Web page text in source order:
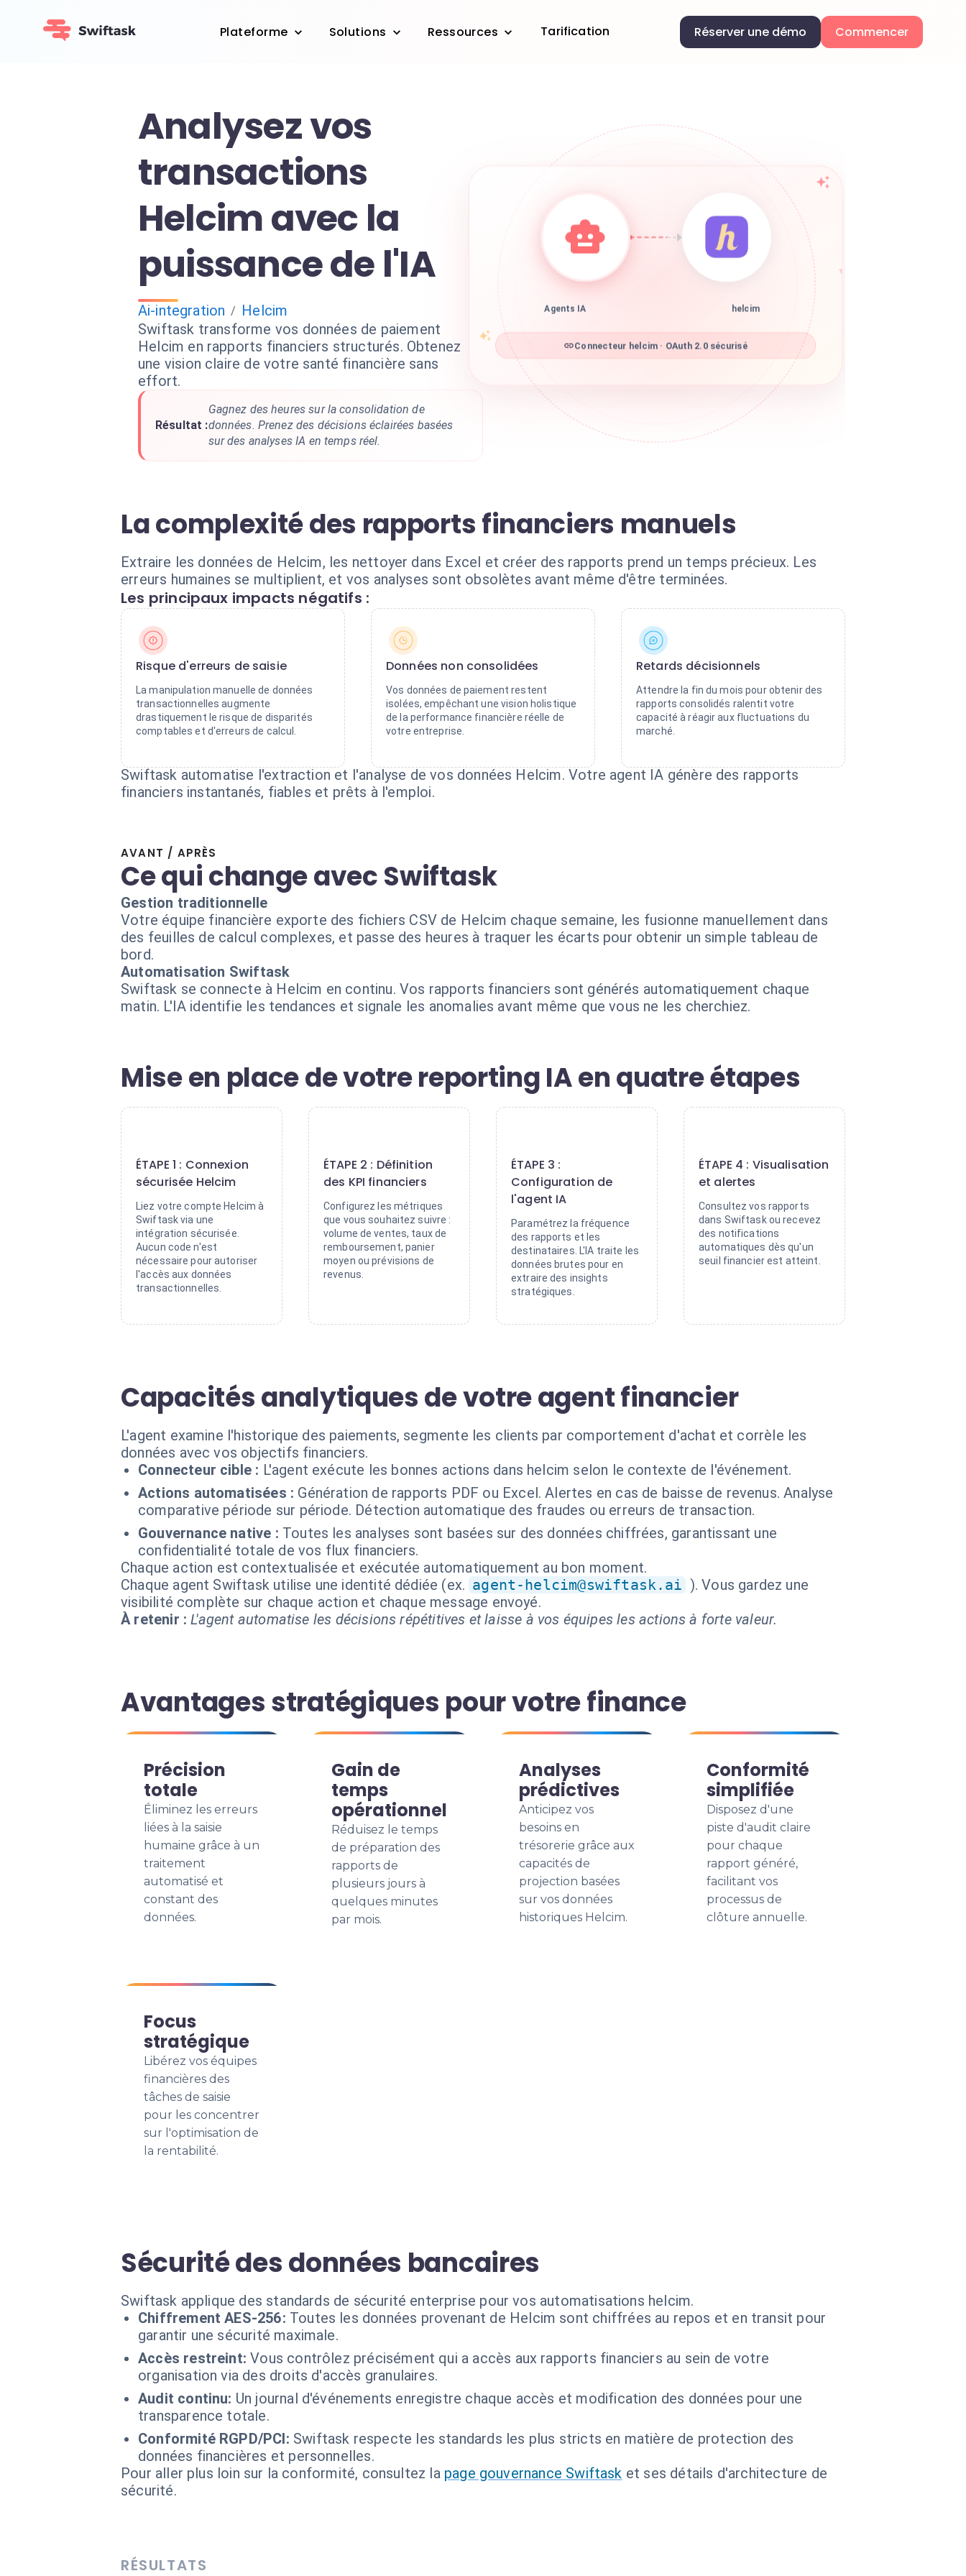
Plateforme Solutions Ressources Tarification Réserver une démo Commencer
Analysez vos
transactions
Helcim avec la
puissance de l'IA
Ai-integration / Helcim
Swiftask transforme vos données de paiement
Helcim en rapports financiers structurés. Obtenez
une vision claire de votre santé financière sans
effort.
Résultat :
Gagnez des heures sur la consolidation de
données. Prenez des décisions éclairées basées
sur des analyses IA en temps réel.
Agents IA helcim
Connecteur helcim · OAuth 2.0 sécurisé
La complexité des rapports financiers manuels
Extraire les données de Helcim, les nettoyer dans Excel et créer des rapports prend un temps précieux. Les
erreurs humaines se multiplient, et vos analyses sont obsolètes avant même d'être terminées.
Les principaux impacts négatifs :
Risque d'erreurs de saisie
La manipulation manuelle de données
transactionnelles augmente
drastiquement le risque de disparités
comptables et d'erreurs de calcul.
Données non consolidées
Vos données de paiement restent
isolées, empêchant une vision holistique
de la performance financière réelle de
votre entreprise.
Retards décisionnels
Attendre la fin du mois pour obtenir des
rapports consolidés ralentit votre
capacité à réagir aux fluctuations du
marché.
Swiftask automatise l'extraction et l'analyse de vos données Helcim. Votre agent IA génère des rapports
financiers instantanés, fiables et prêts à l'emploi.
AVANT / APRÈS
Ce qui change avec Swiftask
Gestion traditionnelle
Votre équipe financière exporte des fichiers CSV de Helcim chaque semaine, les fusionne manuellement dans
des feuilles de calcul complexes, et passe des heures à traquer les écarts pour obtenir un simple tableau de
bord.
Automatisation Swiftask
Swiftask se connecte à Helcim en continu. Vos rapports financiers sont générés automatiquement chaque
matin. L'IA identifie les tendances et signale les anomalies avant même que vous ne les cherchiez.
Mise en place de votre reporting IA en quatre étapes
ÉTAPE 1 : Connexion
sécurisée Helcim
Liez votre compte Helcim à
Swiftask via une
intégration sécurisée.
Aucun code n'est
nécessaire pour autoriser
l'accès aux données
transactionnelles.
ÉTAPE 2 : Définition
des KPI financiers
Configurez les métriques
que vous souhaitez suivre :
volume de ventes, taux de
remboursement, panier
moyen ou prévisions de
revenus.
ÉTAPE 3 :
Configuration de
l'agent IA
Paramétrez la fréquence
des rapports et les
destinataires. L'IA traite les
données brutes pour en
extraire des insights
stratégiques.
ÉTAPE 4 : Visualisation
et alertes
Consultez vos rapports
dans Swiftask ou recevez
des notifications
automatiques dès qu'un
seuil financier est atteint.
Capacités analytiques de votre agent financier
L'agent examine l'historique des paiements, segmente les clients par comportement d'achat et corrèle les
données avec vos objectifs financiers.
Connecteur cible : L'agent exécute les bonnes actions dans helcim selon le contexte de l'événement.
Actions automatisées : Génération de rapports PDF ou Excel. Alertes en cas de baisse de revenus. Analyse
comparative période sur période. Détection automatique des fraudes ou erreurs de transaction.
Gouvernance native : Toutes les analyses sont basées sur des données chiffrées, garantissant une
confidentialité totale de vos flux financiers.
Chaque action est contextualisée et exécutée automatiquement au bon moment.
Chaque agent Swiftask utilise une identité dédiée (ex. agent-helcim@swiftask.ai ). Vous gardez une
visibilité complète sur chaque action et chaque message envoyé.
À retenir : L'agent automatise les décisions répétitives et laisse à vos équipes les actions à forte valeur.
Avantages stratégiques pour votre finance
Précision
totale
Éliminez les erreurs
liées à la saisie
humaine grâce à un
traitement
automatisé et
constant des
données.
Gain de
temps
opérationnel
Réduisez le temps
de préparation des
rapports de
plusieurs jours à
quelques minutes
par mois.
Analyses
prédictives
Anticipez vos
besoins en
trésorerie grâce aux
capacités de
projection basées
sur vos données
historiques Helcim.
Conformité
simplifiée
Disposez d'une
piste d'audit claire
pour chaque
rapport généré,
facilitant vos
processus de
clôture annuelle.
Focus
stratégique
Libérez vos équipes
financières des
tâches de saisie
pour les concentrer
sur l'optimisation de
la rentabilité.
Sécurité des données bancaires
Swiftask applique des standards de sécurité enterprise pour vos automatisations helcim.
Chiffrement AES-256: Toutes les données provenant de Helcim sont chiffrées au repos et en transit pour
garantir une sécurité maximale.
Accès restreint: Vous contrôlez précisément qui a accès aux rapports financiers au sein de votre
organisation via des droits d'accès granulaires.
Audit continu: Un journal d'événements enregistre chaque accès et modification des données pour une
transparence totale.
Conformité RGPD/PCI: Swiftask respecte les standards les plus stricts en matière de protection des
données financières et personnelles.
Pour aller plus loin sur la conformité, consultez la page gouvernance Swiftask et ses détails d'architecture de
sécurité.
RÉSULTATS